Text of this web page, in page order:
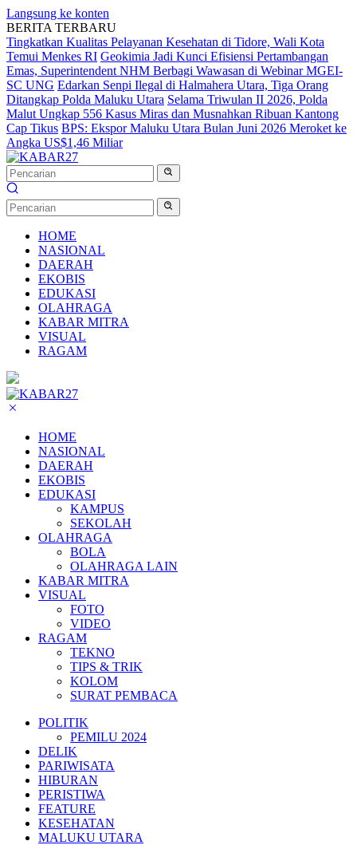
Langsung ke konten
BERITA TERBARU
Tingkatkan Kualitas Pelayanan Kesehatan di Tidore, Wali Kota
Temui Menkes RI Geokimia Jadi Kunci Efisiensi Pertambangan
Emas, Superintendent NHM Berbagi Wawasan di Webinar MGEI-
SC UNG Edarkan Senpi Ilegal di Halmahera Utara, Tiga Orang
Ditangkap Polda Maluku Utara Selama Triwulan II 2026, Polda
Malut Ungkap 556 Kasus Miras dan Musnahkan Ribuan Kantong
Cap Tikus BPS: Ekspor Maluku Utara Bulan Juni 2026 Meroket ke
Angka US$1,46 Miliar
HOME
NASIONAL
DAERAH
EKOBIS
EDUKASI
OLAHRAGA
KABAR MITRA
VISUAL
RAGAM
HOME
NASIONAL
DAERAH
EKOBIS
EDUKASI
KAMPUS
SEKOLAH
OLAHRAGA
BOLA
OLAHRAGA LAIN
KABAR MITRA
VISUAL
FOTO
VIDEO
RAGAM
TEKNO
TIPS & TRIK
KOLOM
SURAT PEMBACA
POLITIK
PEMILU 2024
DELIK
PARIWISATA
HIBURAN
PERISTIWA
FEATURE
KESEHATAN
MALUKU UTARA